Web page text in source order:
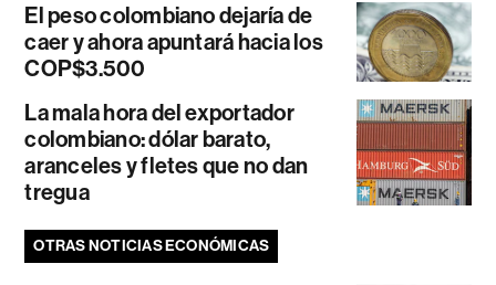
El peso colombiano dejaría de
caer y ahora apuntará hacia los
COP$3.500
La mala hora del exportador
colombiano: dólar barato,
aranceles y fletes que no dan
tregua
OTRAS NOTICIAS ECONÓMICAS